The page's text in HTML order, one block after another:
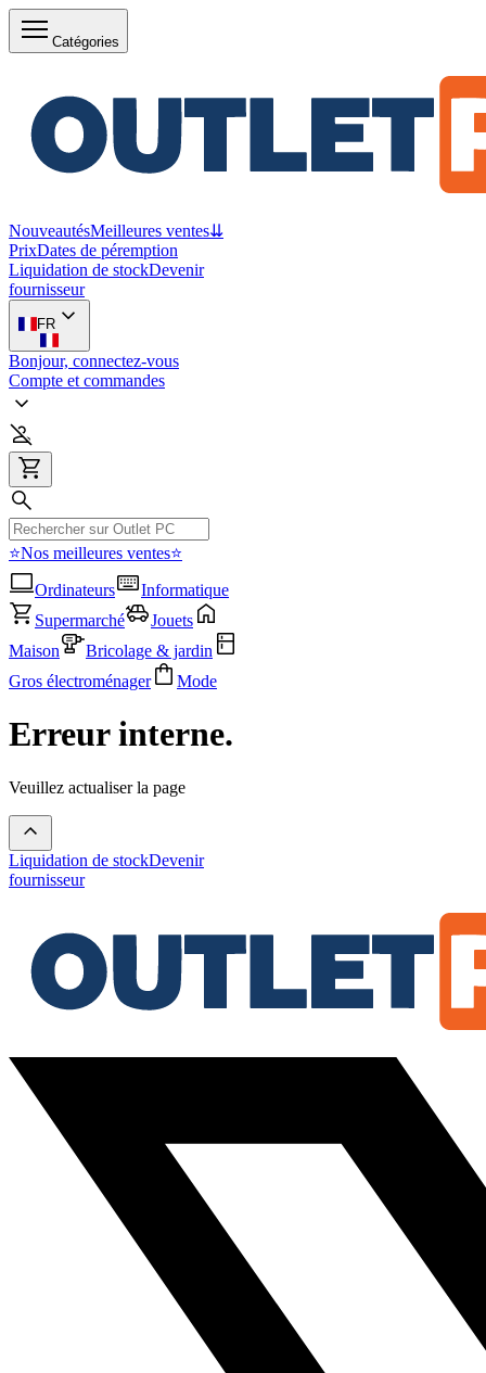
Catégories
NouveautésMeilleures ventes⇊
PrixDates de péremption
Liquidation de stockDevenir
fournisseur
FR
Bonjour, connectez-vous
Compte et commandes
⭐Nos meilleures ventes⭐
Ordinateurs
Informatique
Supermarché
Jouets
Maison
Bricolage & jardin
Gros électroménager
Mode
Erreur interne.
Veuillez actualiser la page
Liquidation de stockDevenir
fournisseur